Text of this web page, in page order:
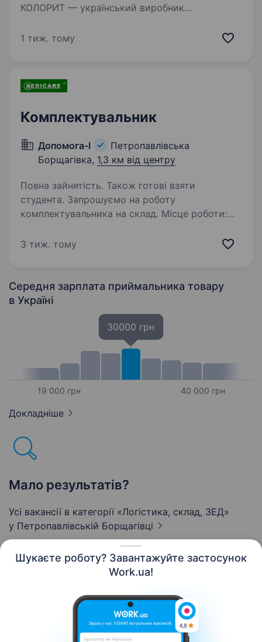
Шукаєте роботу? Завантажуйте застосунок
Work.ua!
КОЛОРИТ — український виробник
з розвитком компанії запрошуємо до команди
та переміщення…
1 тиж. тому
Комплектувальник
Допомога-I
Петропавлівська
Борщагівка, 1,3 км від центру
Повна зайнятість. Також готові взяти
студента. Запрошуємо на роботу
комплектувальника на склад. Місце роботи:
30 Графік роботи: Пн-Чт: 09:00−17:30 Пт:
3 тиж. тому
Середня зарплата приймальника товару
в Україні
19 000 грн
30000 грн
40 000 грн
Докладніше
Мало результатів?
Усі вакансії в категорії «Логістика, склад, ЗЕД»
у Петропавлівській Борщагівці